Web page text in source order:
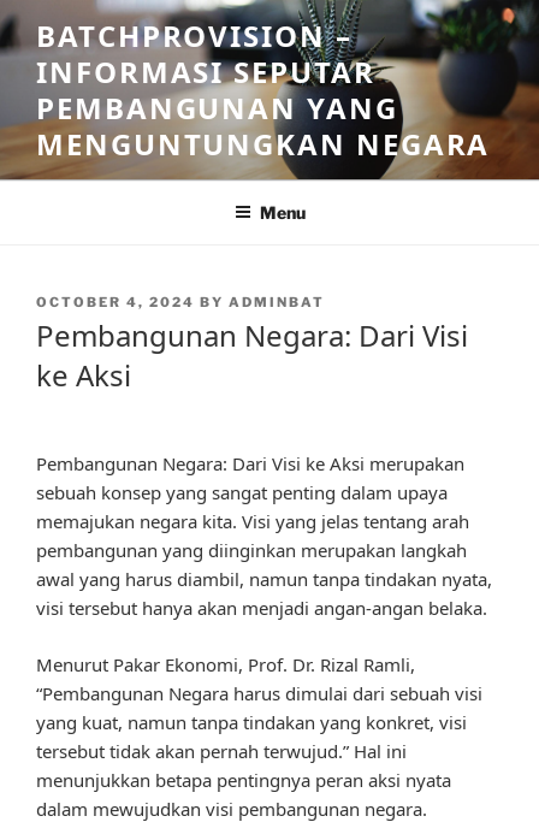
Skip
to
content
BATCHPROVISION –
INFORMASI SEPUTAR
PEMBANGUNAN YANG
MENGUNTUNGKAN NEGARA
Menu
POSTED
OCTOBER 4, 2024 BY ADMINBAT
Pembangunan Negara: Dari Visi
ke Aksi
Pembangunan Negara: Dari Visi ke Aksi merupakan
sebuah konsep yang sangat penting dalam upaya
memajukan negara kita. Visi yang jelas tentang arah
pembangunan yang diinginkan merupakan langkah
awal yang harus diambil, namun tanpa tindakan nyata,
visi tersebut hanya akan menjadi angan-angan belaka.
Menurut Pakar Ekonomi, Prof. Dr. Rizal Ramli,
“Pembangunan Negara harus dimulai dari sebuah visi
yang kuat, namun tanpa tindakan yang konkret, visi
tersebut tidak akan pernah terwujud.” Hal ini
menunjukkan betapa pentingnya peran aksi nyata
dalam mewujudkan visi pembangunan negara.